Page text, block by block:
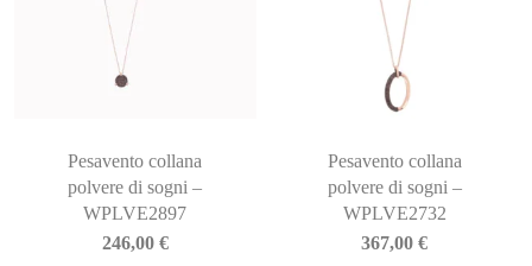
Pesavento collana
polvere di sogni –
WPLVE2897
246,00 €
Pesavento collana
polvere di sogni –
WPLVE2732
367,00€